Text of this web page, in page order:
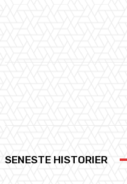
SENESTE HISTORIER